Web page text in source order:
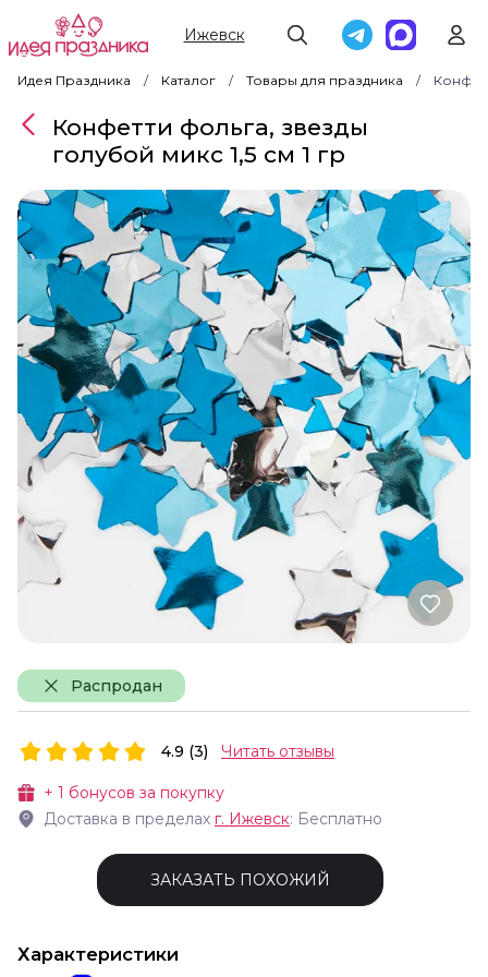
Ижевск
Идея Праздника Каталог Товары для праздника
Распродан
Конфетти фольга, звезды
голубой микс 1,5 см 1 гр
+ 1 бонусов за покупку
Доставка в пределах г. Ижевск: Бесплатно
4.9 (3) Читать отзывы
ЗАКАЗАТЬ ПОХОЖИЙ
Характеристики